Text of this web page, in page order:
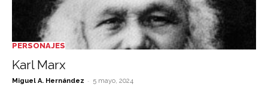
PERSONAJES
Karl Marx
Miguel A. Hernández - 5 mayo, 2024